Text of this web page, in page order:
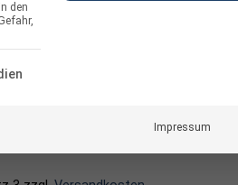
Schrägdach für
den
IST ESSENZIELL UND
Impressum